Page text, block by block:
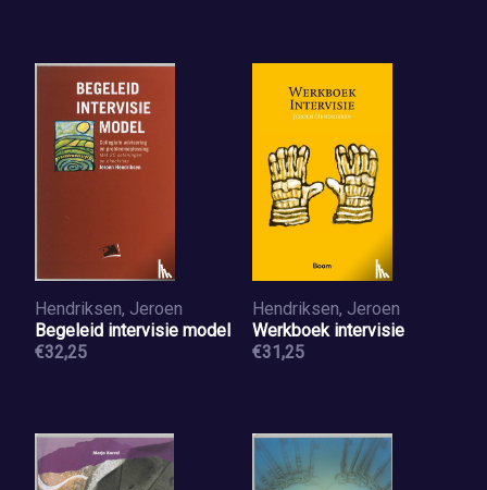
Hendriksen, Jeroen
Begeleid intervisie model
€32,25
Hendriksen, Jeroen
Werkboek intervisie
€31,25